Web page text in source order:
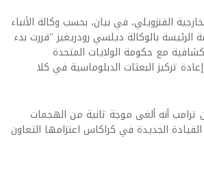
الفنزويلي، في بيان، بحسب وكالة الأنباء
الرئيسة بالوكالة ديلسي رودريغيز "قررت بدء
مع حكومة الولايات المتحدة
تركيز البعثات الدبلوماسية في كلا
أنه ألغى موجة ثانية من الهجمات
الجديدة في كراكاس اعتزامها التعاون